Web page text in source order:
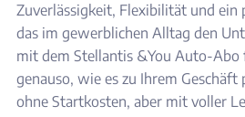
Zuverlässigkeit, Flexibilität und ein
das im gewerblichen Alltag den
mit dem Stellantis &You Auto-Abo
genauso, wie es zu Ihrem Geschäft
ohne Startkosten, aber mit voller